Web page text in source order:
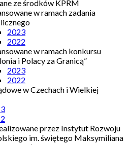
ze środków KPRM
w ramach zadania
2023
2022
w ramach konkursu
i Polacy za Granicą”
2023
2022
w Czechach i Wielkiej
przez Instytut Rozwoju
im. świętego Maksymiliana